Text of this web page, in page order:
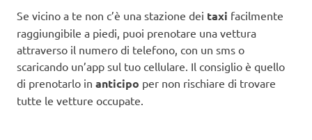
Se vicino a te non c’è una stazione dei taxi facilmente
raggiungibile a piedi, puoi prenotare una vettura
attraverso il numero di telefono, con un sms o
scaricando un’app sul tuo cellulare. Il consiglio è quello
di prenotarlo in anticipo per non rischiare di trovare
tutte le vetture occupate.